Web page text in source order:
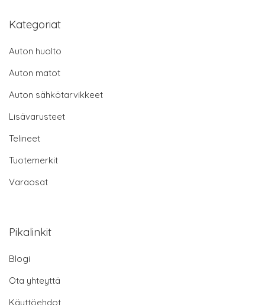
Kategoriat
Auton huolto
Auton matot
Auton sähkötarvikkeet
Lisävarusteet
Telineet
Tuotemerkit
Varaosat
Pikalinkit
Blogi
Ota yhteyttä
Käyttöehdot